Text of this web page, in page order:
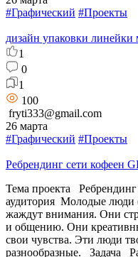
#Графический #Проекты
дизайн упаковки линейки
1
0
1
100
fryti333@gmail.com
26 марта
#Графический #Проекты
Ребрендинг сети кофеен
Тема проекта
аудитория Молодые люди
жаждут внимания. Они
и общению. Они
свои чувства. Эти люди
разнообразные. Задача